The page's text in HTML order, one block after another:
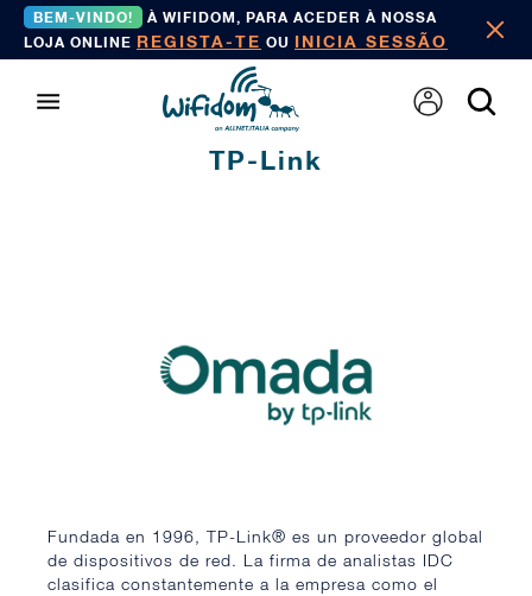
BEM-VINDO!
À WIFIDOM, PARA ACEDER À NOSSA
LOJA ONLINE REGISTA-TE OU INICIA SESSÃO
TP-Link
Fundada en 1996, TP-Link® es un proveedor global
de dispositivos de red. La firma de analistas IDC
clasifica constantemente a la empresa como el